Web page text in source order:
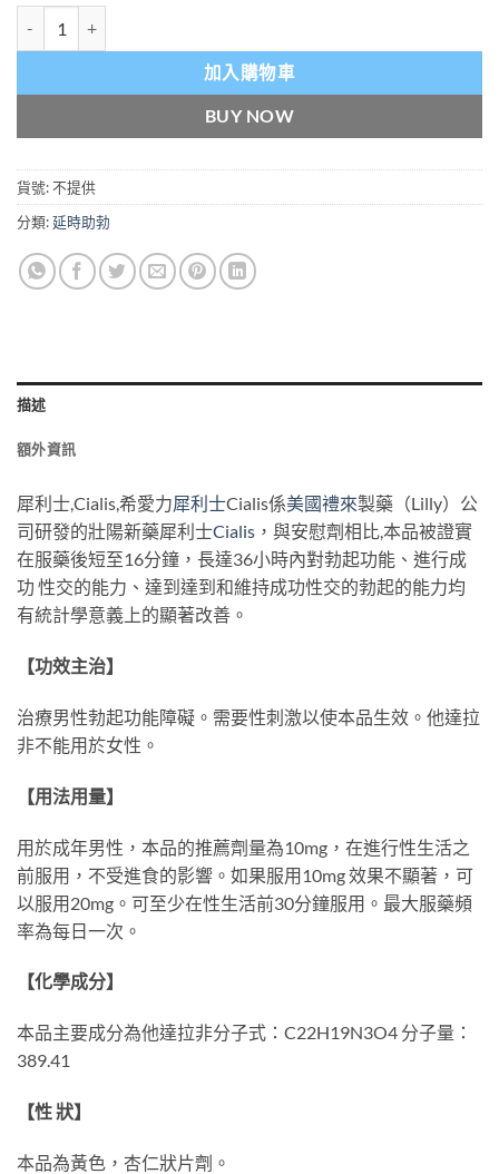
加入購物車
BUY NOW
貨號:不提供
分類:延時助勃
描述
額外資訊
犀利士,Cialis,希愛力犀利士Cialis係美國禮來製藥（Lilly）公
司研發的壯陽新藥犀利士Cialis ，與安慰劑相比,本品被證實
在服藥後短至16分鐘，長達36小時內對勃起功能、進行成
功 性交的能力、達到達到和維持成功性交的勃起的能力均
有統計學意義上的顯著改善。
【功效主治】
治療男性勃起功能障礙。需要性刺激以使本品生效。他達拉
非不能用於女性。
【用法用量】
用於成年男性，本品的推薦劑量為10mg，在進行性生活之
前服用，不受進食的影響。如果服用10mg 效果不顯著，可
以服用20mg。可至少在性生活前30分鐘服用。最大服藥頻
率為每日一次。
【化學成分】
本品主要成分為他達拉非分子式：C22H19N3O4 分子量：
389.41
【性 狀】
本品為黃色，杏仁狀片劑。